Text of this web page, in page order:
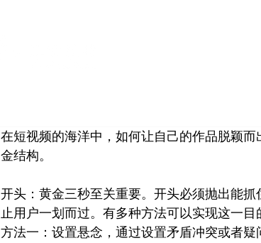
在短视频的海洋中，如何让自己的作品脱颖
金结构。
开头：黄金三秒至关重要。开头必须抛出能
止用户一划而过。有多种方法可以实现这一目
方法一：设置悬念，通过设置矛盾冲突或者